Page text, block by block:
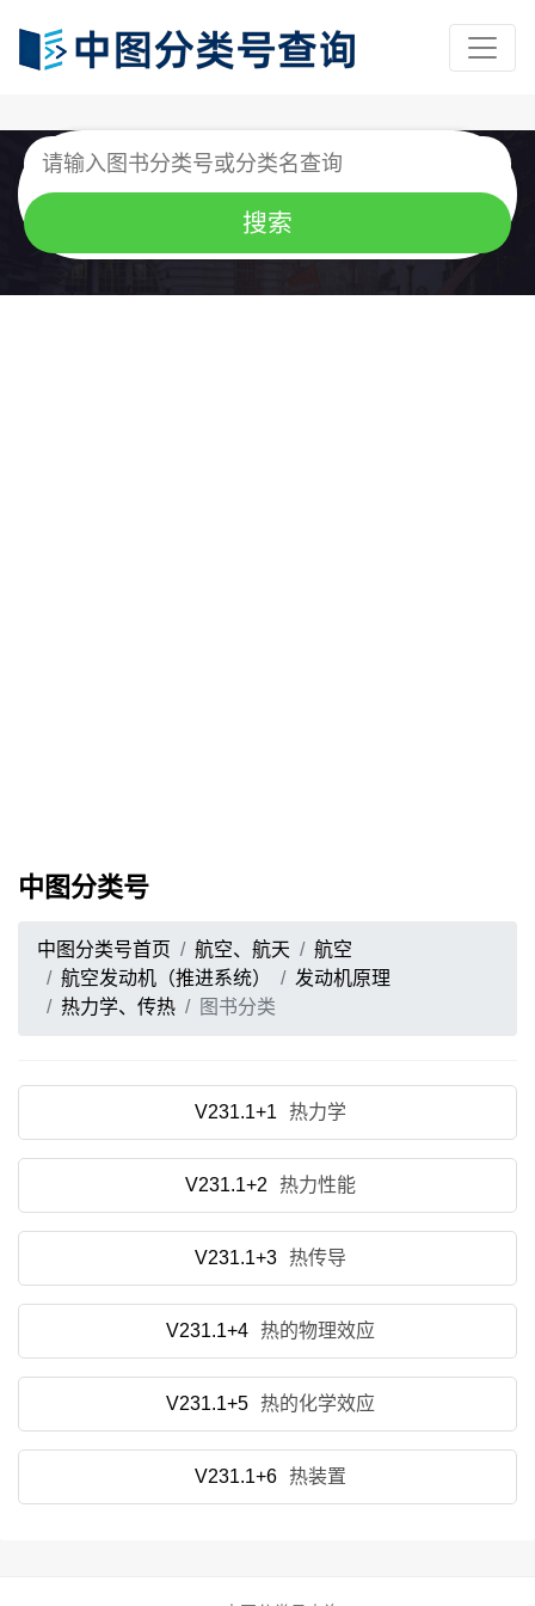
中图分类号
中图分类号首页 航空、航天
航空
航空发动机（推进系统）
发动机原理
热力学、传热
图书分类
V231.1+1 热力学
V231.1+2 热力性能
V231.1+3 热传导
V231.1+4 热的物理效应
V231.1+5 热的化学效应
V231.1+6 热装置